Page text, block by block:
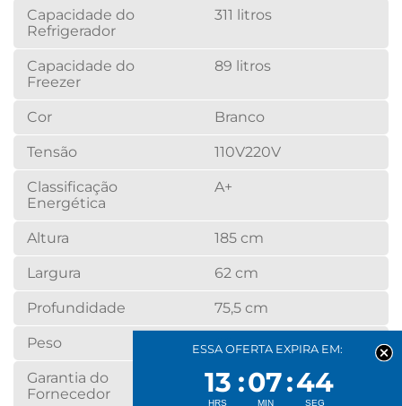
Capacidade do
Refrigerador
311 litros
Capacidade do
Freezer
89 litros
Cor Branco
Tensão 110V220V
Classificação
Energética
A+
Altura 185 cm
Largura 62 cm
Profundidade 75,5 cm
Peso 66 kg
Garantia do
Fornecedor
12 meses
ESSA OFERTA EXPIRA EM:
13 07 44